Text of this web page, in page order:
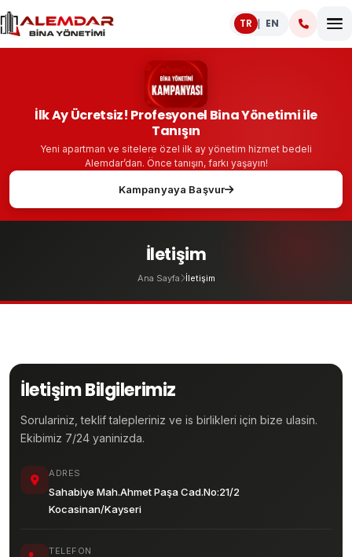
TR EN
İlk Ay Ücretsiz! Profesyonel Bina Yönetimi ile
Tanışın
Yeni apartman ve sitelere özel ilk ay yönetim hizmet bedeli
Alemdar’dan. Önce tanışın, farkı yaşayın!
Kampanyaya Başvur
İletişim
Ana Sayfa İletişim
İletişim Bilgilerimiz
Sorulariniz, teklif talepleriniz ve is birlikleri için bize ulasin.
Ekibimiz 7/24 yaninizda.
ADRES
Sahabiye Mah.Ahmet Paşa Cad.No:21/2
Kocasinan/Kayseri
TELEFON